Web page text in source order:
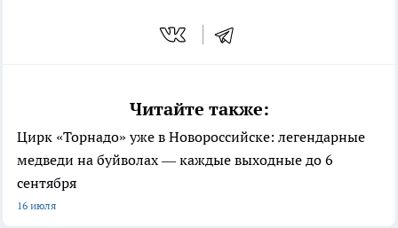
Читайте также:
Цирк «Торнадо» уже в Новороссийске: легендарные
медведи на буйволах — каждые выходные до 6
сентября
16 июля